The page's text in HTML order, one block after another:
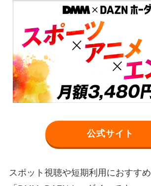
公式サイト
スポット視聴や短期利用におすす